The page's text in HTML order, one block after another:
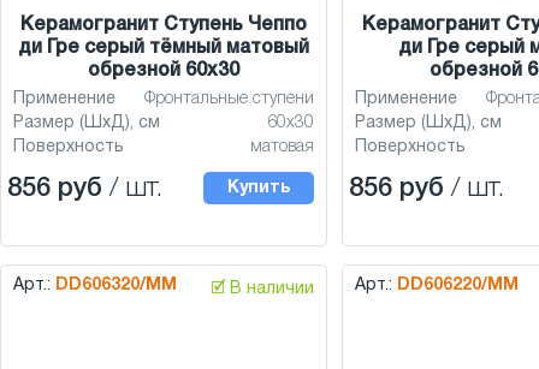
Керамогранит Ступень Чеппо
ди Гре серый тёмный матовый
обрезной 60x30
Применение
Фронтальные ступени
Размер (ШхД), см
60x30
Поверхность
матовая
856 руб / шт. Купить
Керамогранит
ди Гре серый
обрезной
Применение
Размер (ШхД), см
Поверхность
856 руб / шт.
Арт.: DD606320/MM 🗹 В наличии Арт.: DD606220/MM